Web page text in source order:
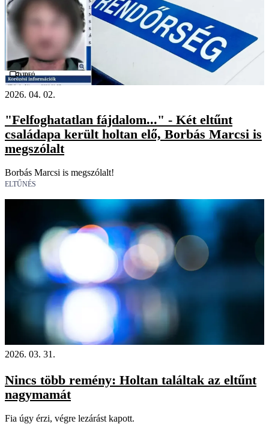
Videó
2026. 04. 02.
"Felfoghatatlan fájdalom..." - Két eltűnt
családapa került holtan elő, Borbás Marcsi is
megszólalt
Borbás Marcsi is megszólalt!
ELTŰNÉS
2026. 03. 31.
Nincs több remény: Holtan találtak az eltűnt
nagymamát
Fia úgy érzi, végre lezárást kapott.